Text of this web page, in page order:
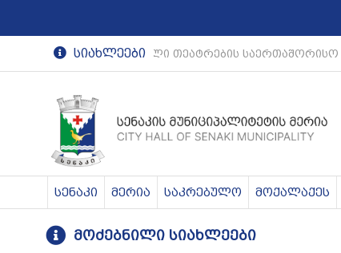
სიახლეები
რეგიონული თეატრების საერთაშორისო
სენაკი მერია საკრებულო მოქალაქეს
მოძებნილი სიახლეები